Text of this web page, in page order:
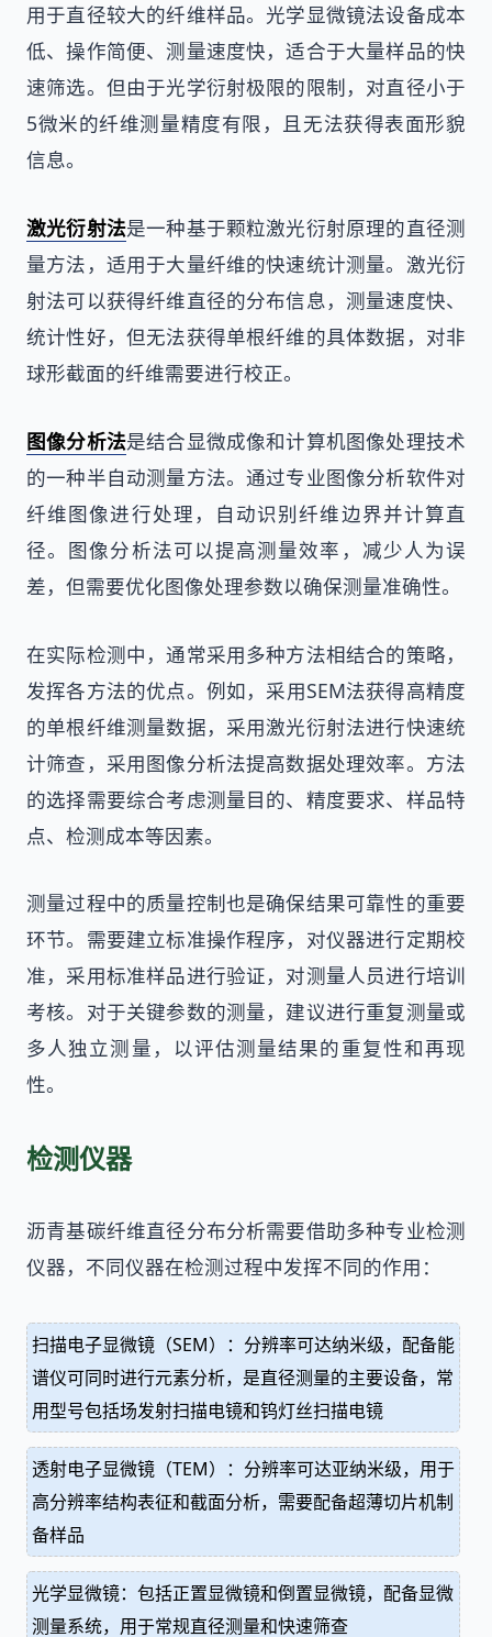
用于直径较大的纤维样品。光学显微镜法设备成本
低、操作简便、测量速度快，适合于大量样品的快
速筛选。但由于光学衍射极限的限制，对直径小于
5微米的纤维测量精度有限，且无法获得表面形貌
信息。
激光衍射法是一种基于颗粒激光衍射原理的直径测
量方法，适用于大量纤维的快速统计测量。激光衍
射法可以获得纤维直径的分布信息，测量速度快、
统计性好，但无法获得单根纤维的具体数据，对非
球形截面的纤维需要进行校正。
图像分析法是结合显微成像和计算机图像处理技术
的一种半自动测量方法。通过专业图像分析软件对
纤维图像进行处理，自动识别纤维边界并计算直
径。图像分析法可以提高测量效率，减少人为误
差，但需要优化图像处理参数以确保测量准确性。
在实际检测中，通常采用多种方法相结合的策略，
发挥各方法的优点。例如，采用SEM法获得高精度
的单根纤维测量数据，采用激光衍射法进行快速统
计筛查，采用图像分析法提高数据处理效率。方法
的选择需要综合考虑测量目的、精度要求、样品特
点、检测成本等因素。
测量过程中的质量控制也是确保结果可靠性的重要
环节。需要建立标准操作程序，对仪器进行定期校
准，采用标准样品进行验证，对测量人员进行培训
考核。对于关键参数的测量，建议进行重复测量或
多人独立测量，以评估测量结果的重复性和再现
性。
检测仪器
沥青基碳纤维直径分布分析需要借助多种专业检测
仪器，不同仪器在检测过程中发挥不同的作用：
扫描电子显微镜（SEM）：分辨率可达纳米级，配备能
谱仪可同时进行元素分析，是直径测量的主要设备，常
用型号包括场发射扫描电镜和钨灯丝扫描电镜
透射电子显微镜（TEM）：分辨率可达亚纳米级，用于
高分辨率结构表征和截面分析，需要配备超薄切片机制
备样品
光学显微镜：包括正置显微镜和倒置显微镜，配备显微
测量系统，用于常规直径测量和快速筛查